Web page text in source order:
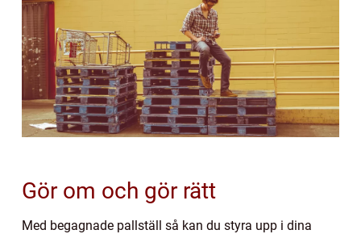
Gör om och gör rätt
Med begagnade pallställ så kan du styra upp i dina